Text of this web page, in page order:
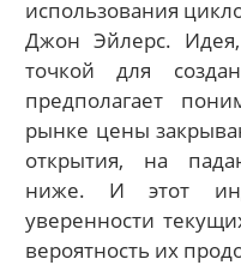
использования
Джон Эйлерс.
точкой для
предполагает
рынке цены
открытия, на
ниже. И этот
уверенности
вероятность их